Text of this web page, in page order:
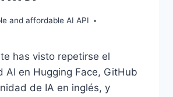
and affordable AI API
has visto repetirse el
AI en Hugging Face, GitHub
de IA en inglés, y